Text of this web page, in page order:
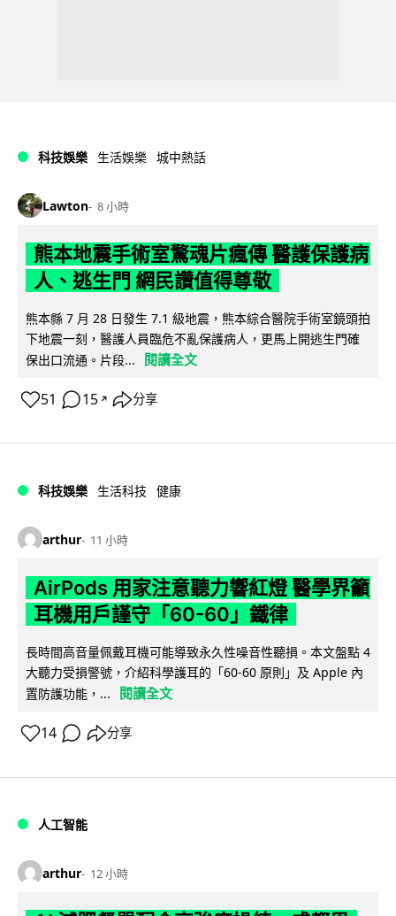
科技娛樂 生活娛樂 城中熱話
Lawton 8 小時
熊本地震手術室驚魂片瘋傳 醫護保護病
人、逃生門 網民讚值得尊敬
熊本縣 7 月 28 日發生 7.1 級地震，熊本綜合醫院手術室鏡頭拍
下地震一刻，醫護人員臨危不亂保護病人，更馬上開逃生門確
保出口流通。片段...
閱讀全文
51 15 ↗ 分享
科技娛樂 生活科技 健康
arthur 11 小時
AirPods 用家注意聽力響紅燈 醫學界籲
耳機用戶謹守「60-60」鐵律
長時間高音量佩戴耳機可能導致永久性噪音性聽損。本文盤點 4
大聽力受損警號，介紹科學護耳的「60-60 原則」及 Apple 內
置防護功能，...
閱讀全文
14 分享
人工智能
arthur 12 小時